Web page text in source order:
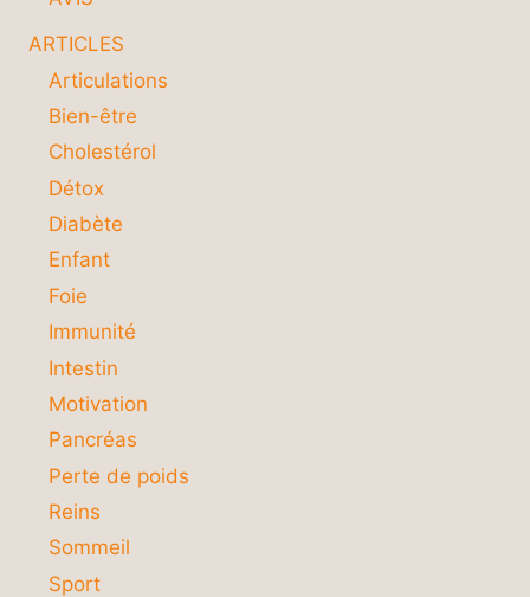
ARTICLES
Articulations
Bien-être
Cholestérol
Détox
Diabète
Enfant
Foie
Immunité
Intestin
Motivation
Pancréas
Perte de poids
Reins
Sommeil
Sport